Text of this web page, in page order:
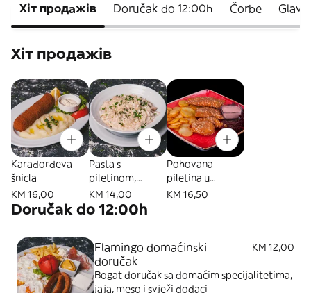
Хіт продажів Doručak do 12:00h Čorbe
Хіт продажів
Karađorđeva
šnicla
KM 16,00
Pasta s
piletinom,
pršutom i
dimljenim sirom
KM 14,00
Pohovana
piletina u
susamu
KM 16,50
Doručak do 12:00h
Flamingo domaćinski
doručak
KM 12,00
Bogat doručak sa domaćim specijalitetima,
jaja, meso i svježi dodaci